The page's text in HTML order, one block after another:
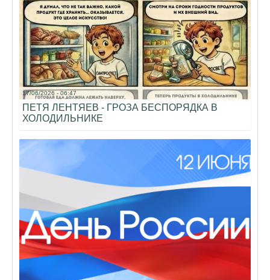
17/06/2026 - 06:47
ПЕТЯ ЛЕНТЯЕВ - ГРОЗА БЕСПОРЯДКА В
ХОЛОДИЛЬНИКЕ